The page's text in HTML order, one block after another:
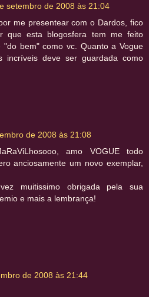
setembro de 2008 às 21:04
me presentear com o Dardos, fico
que esta blogosfera tem me feito
"do bem" como vc. Quanto a Vogue
incríveis deve ser guardada como
de 2008 às 21:08
amo VOGUE todo
anciosamente um novo exemplar,
muitissimo obrigada pela sua
e mais a lembrança!
de 2008 às 21:44